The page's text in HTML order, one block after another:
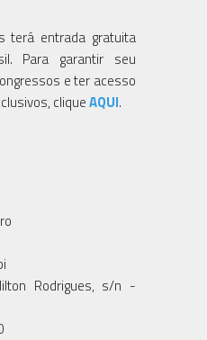
terá entrada gratuita
Para garantir seu
e ter acesso
cliqueAQUI.
Rodrigues, s/n -